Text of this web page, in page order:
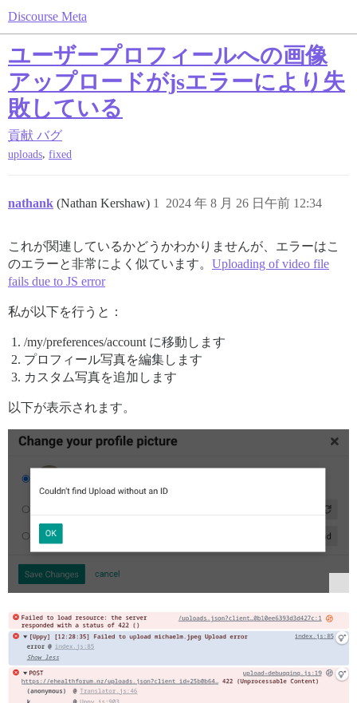
Discourse Meta
ユーザープロフィールへの画像
アップロードがjsエラーにより失
敗している
貢献 バグ
uploads, fixed
nathank (Nathan Kershaw) 2024 年 8 月 26 日午前 12:34
1
これが関連しているかどうかわかりませんが、エラーはこ
のエラーと非常によく似ています。 Uploading of video file
fails due to JS error
私が以下を行うと：
/my/preferences/account に移動します
プロフィール写真を編集します
カスタム写真を追加します
以下が表示されます。